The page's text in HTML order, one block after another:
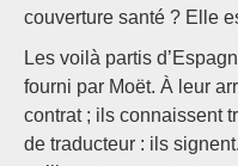
couverture santé ? Elle
Les voilà partis
fourni par Moët. À leur
contrat ; ils connaissent
de traducteur : ils